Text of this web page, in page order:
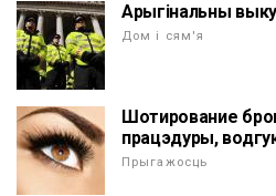
Арыгінальны
Дом і сям'я
Шотирование
працэдуры,
Прыгажосць